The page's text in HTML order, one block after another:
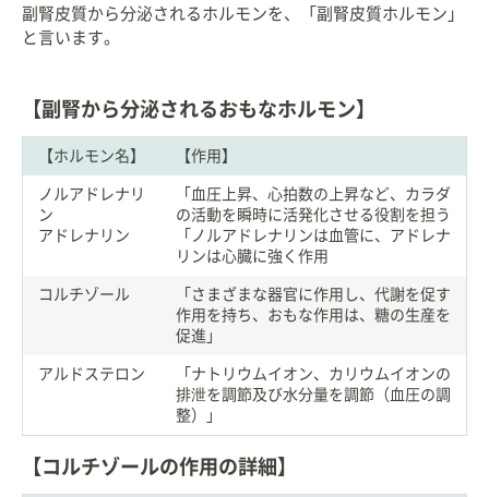
副腎皮質から分泌されるホルモンを、「副腎皮質ホルモン」
と言います。
【副腎から分泌されるおもなホルモン】
【ホルモン名】 【作用】
ノルアドレナリ
ン
アドレナリン
「血圧上昇、心拍数の上昇など、カラダ
の活動を瞬時に活発化させる役割を担う
「ノルアドレナリンは血管に、アドレナ
リンは心臓に強く作用
コルチゾール
「さまざまな器官に作用し、代謝を促す
作用を持ち、おもな作用は、糖の生産を
促進」
アルドステロン
「ナトリウムイオン、カリウムイオンの
排泄を調節及び水分量を調節（血圧の調
整）」
【コルチゾールの作用の詳細】